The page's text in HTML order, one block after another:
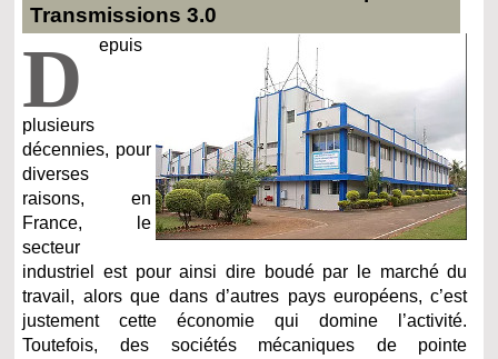
Transmissions 3.0
D epuis
plusieurs
décennies, pour
diverses
raisons, en
France, le
secteur
industriel est pour ainsi dire boudé par le marché du
travail, alors que dans d’autres pays européens, c’est
justement cette économie qui domine l’activité.
Toutefois, des sociétés mécaniques de pointe